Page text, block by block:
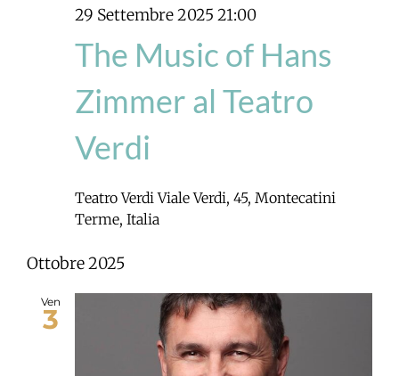
29 Settembre 2025 21:00
The Music of Hans
Zimmer al Teatro
Verdi
Teatro VerdiViale Verdi, 45, Montecatini
Terme, Italia
Ottobre 2025
Ven
3